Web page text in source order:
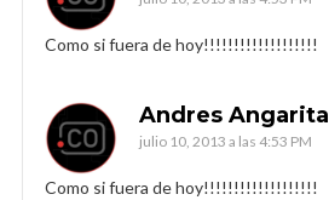
Como si fuera de hoy!!!!!!!!!!!!!!!!!!!
Andres Angarita
julio 10, 2013 a las 4:53 PM
Como si fuera de hoy!!!!!!!!!!!!!!!!!!!